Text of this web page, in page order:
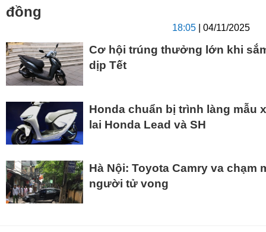
đồng
18:05 | 04/11/2025
Cơ hội trúng thưởng lớn khi
dịp Tết
Honda chuẩn bị trình làng mẫu
lai Honda Lead và SH
Hà Nội: Toyota Camry va chạm
người tử vong